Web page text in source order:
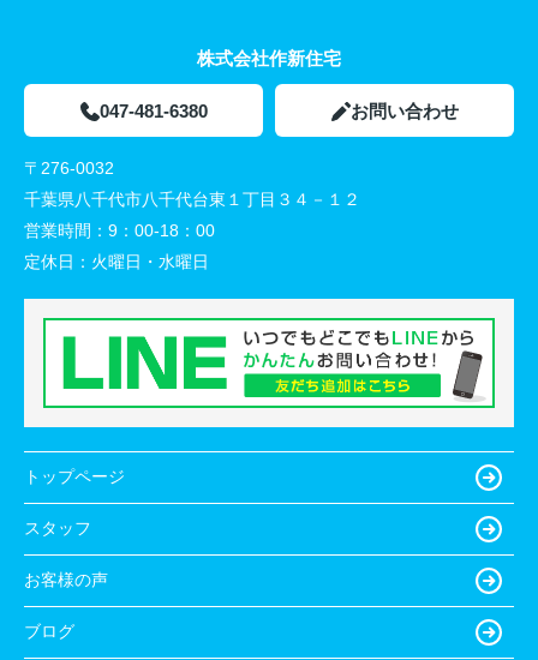
株式会社作新住宅
047-481-6380 お問い合わせ
〒276-0032
千葉県八千代市八千代台東１丁目３４－１２
営業時間： 9：00-18：00
定休日： 火曜日・水曜日
トップページ
スタッフ
お客様の声
ブログ